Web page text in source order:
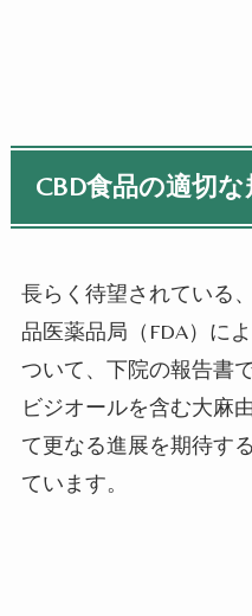
CBD食品の適切
長らく待望されている
品医薬品局（FDA）に
ついて、下院の報告書
ビジオールを含む大麻
て更なる進展を期待す
ています。